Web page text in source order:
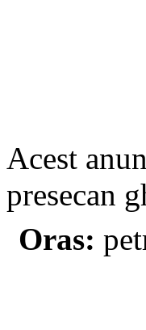
Acest
presecan
Oras: